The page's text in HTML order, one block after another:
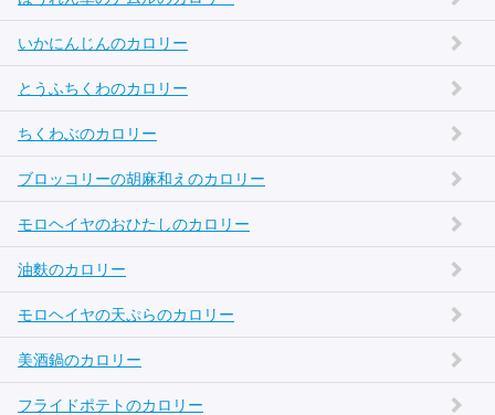
いかにんじんのカロリー
とうふちくわのカロリー
ちくわぶのカロリー
ブロッコリーの胡麻和えのカロリー
モロヘイヤのおひたしのカロリー
油麩のカロリー
モロヘイヤの天ぷらのカロリー
美酒鍋のカロリー
フライドポテトのカロリー